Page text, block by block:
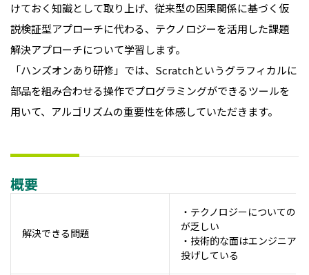
けておく知識として取り上げ、従来型の因果関係に基づく仮
説検証型アプローチに代わる、テクノロジーを活用した課題
解決アプローチについて学習します。
「ハンズオンあり研修」では、Scratchというグラフィカルに
部品を組み合わせる操作でプログラミングができるツールを
用いて、アルゴリズムの重要性を体感していただきます。
概要
解決できる問題
・テクノロジーについての知
が乏しい
・技術的な面はエンジニアに
投げしている